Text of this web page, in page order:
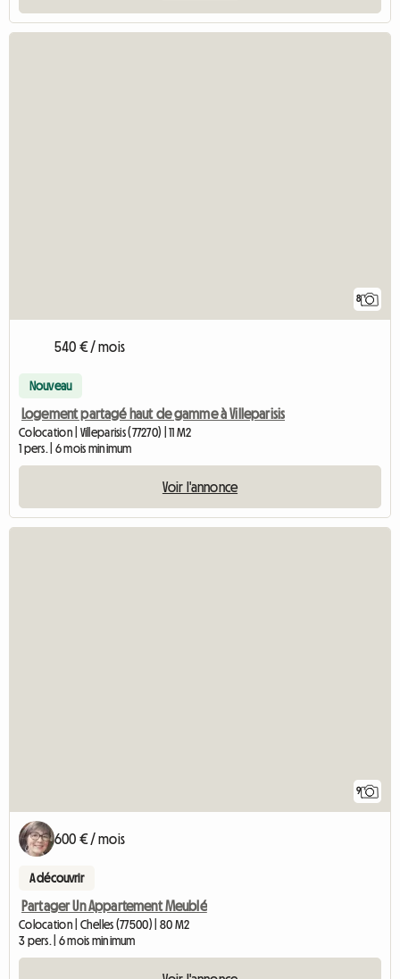
8
540 € / mois
Nouveau
Logement partagé haut de gamme à Villeparisis
Colocation | Villeparisis (77270) | 11 M2
1 pers. | 6 mois minimum
Voir l'annonce
9
600 € / mois
A découvrir
Partager Un Appartement Meublé
Colocation | Chelles (77500) | 80 M2
3 pers. | 6 mois minimum